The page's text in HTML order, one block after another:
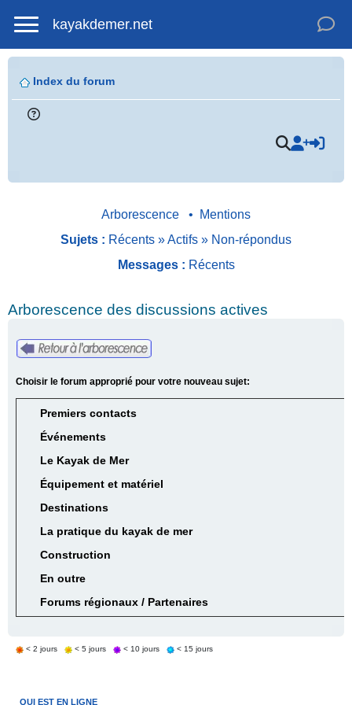
kayakdemer.net
Index du forum
Arborescence •
Mentions
Sujets : Récents »Actifs » Non-répondus
Messages : Récents
Arborescence des discussions actives
Choisir le forum approprié pour votre nouveau sujet:
Premiers contacts
Événements
Le Kayak de Mer
Équipement et matériel
Destinations
La pratique du kayak de mer
Construction
En outre
Forums régionaux / Partenaires
< 2 jours < 5 jours < 10 jours < 15 jours
QUI EST EN LIGNE